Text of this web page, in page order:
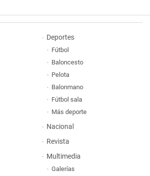
Deportes
Fútbol
Baloncesto
Pelota
Balonmano
Fútbol sala
Más deporte
Nacional
Revista
Multimedia
Galerías